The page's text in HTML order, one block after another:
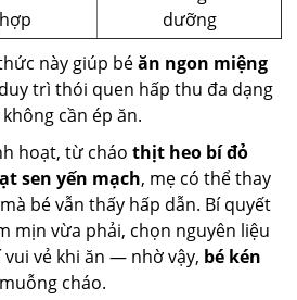
dưỡng
này giúp béăn ngon miệng
trì thói quen hấp thu đa dạng
cần ép ăn.
hoạt, từ cháothịt heo bí đỏ
sen yến mạch, mẹ có thể thay
bé vẫn thấy hấp dẫn. Bí quyết
mịn vừa phải, chọn nguyên liệu
vẻ khi ăn — nhờ vậy, bé kén
cháo.